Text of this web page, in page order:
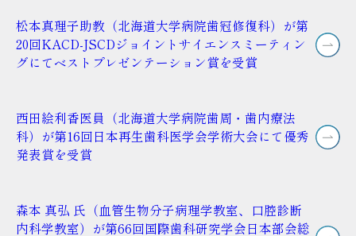
松本真理子助教（北海道大学病院歯冠修復科）が第
20回KACD-JSCDジョイントサイエンスミーティン
グにてベストプレゼンテーション賞を受賞
西田絵利香医員（北海道大学病院歯周・歯内療法
科）が第16回日本再生歯科医学会学術大会にて優秀
発表賞を受賞
森本 真弘 氏（血管生物分子病理学教室、口腔診断
内科学教室）が第66回国際歯科研究学会日本部会総